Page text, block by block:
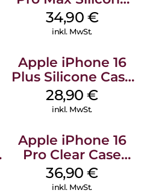
Case MagSafe
Denim
34,90 €
inkl. MwSt.
Apple iPhone 16
Plus Silicone Case
MagSafe Black
28,90€
inkl. MwSt.
Apple iPhone 16
Pro Clear Case
MagSafe
Transparent
36,90€
inkl. MwSt.